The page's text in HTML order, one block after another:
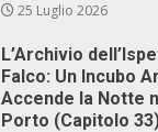
25 Luglio 2026
L’Archivio
Falco: Un Incubo
Accende la Notte
Porto (Capitolo